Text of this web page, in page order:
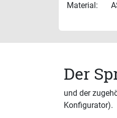
Material:
Der
und der
Konfigurator).